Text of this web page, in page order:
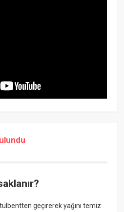
tülbentten geçirerek yağını temiz